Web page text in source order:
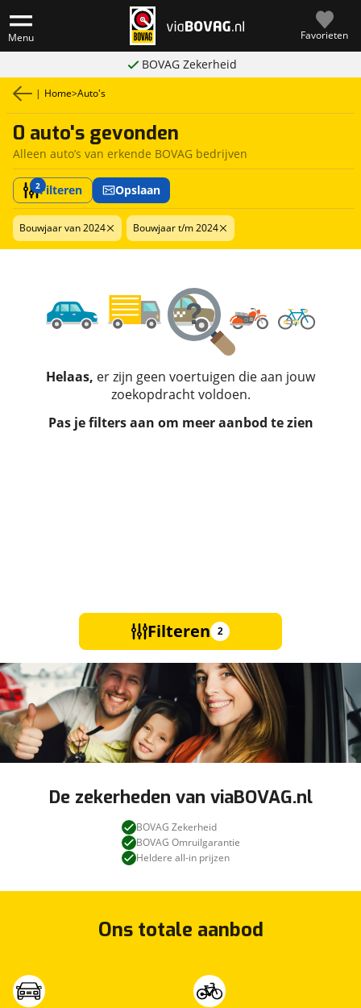
Menu Favorieten
BOVAG Zekerheid
| Home>Auto's
0 auto's gevonden
Alleen auto’s van erkende BOVAG bedrijven
2Filteren Opslaan
Bouwjaar van 2024 Bouwjaar t/m 2024
Helaas, er zijn geen voertuigen die aan jouw
zoekopdracht voldoen.
Pas je filters aan om meer aanbod te zien
Filteren 2
De zekerheden van viaBOVAG.nl
BOVAG Zekerheid
BOVAG Omruilgarantie
Heldere all-in prijzen
Ons totale aanbod